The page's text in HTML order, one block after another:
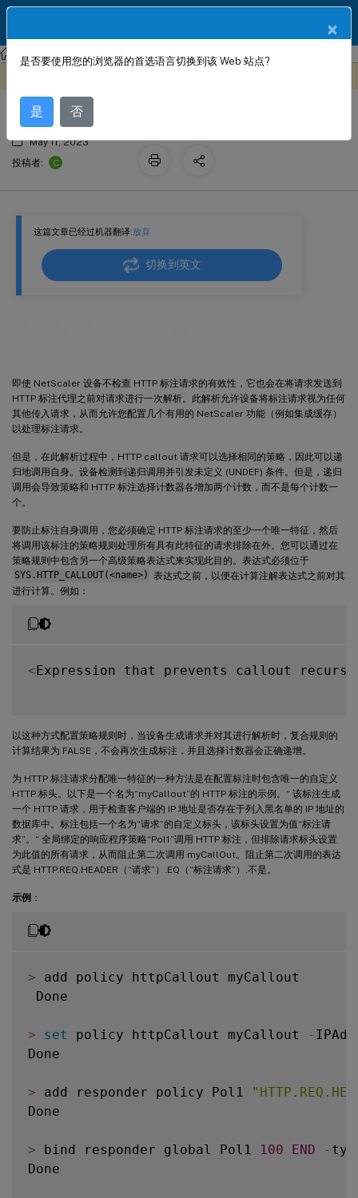
NetScaler NetScaler 14.1 AppExpert
这篇文章已经过机器翻译.放弃
切换到英文
即使 NetScaler 设备不检查 HTTP 标注请求的有效性，它也会在将请求发送到
HTTP 标注代理之前对请求进行一次解析。此解析允许设备将标注请求视为任何
其他传入请求，从而允许您配置几个有用的 NetScaler 功能（例如集成缓存）
以处理标注请求。
但是，在此解析过程中，HTTP callout 请求可以选择相同的策略，因此可以递
归地调用自身。设备检测到递归调用并引发未定义 (UNDEF) 条件。但是，递归
调用会导致策略和 HTTP 标注选择计数器各增加两个计数，而不是每个计数一
个。
要防止标注自身调用，您必须确定 HTTP 标注请求的至少一个唯一特征，然后
将调用该标注的策略规则处理所有具有此特征的请求排除在外。您可以通过在
策略规则中包含另一个高级策略表达式来实现此目的。表达式必须位于
SYS.HTTP_CALLOUT(<name>) 表达式之前，以便在计算注解表达式之前对其
进行计算。例如：
<Expression that prevents callout
以这种方式配置策略规则时，当设备生成请求并对其进行解析时，复合规则的
计算结果为 FALSE，不会再次生成标注，并且选择计数器会正确递增。
为 HTTP 标注请求分配唯一特征的一种方法是在配置标注时包含唯一的自定义
HTTP 标头。以下是一个名为“myCallout”的 HTTP 标注的示例。“ 该标注生成
一个 HTTP 请求，用于检查客户端的 IP 地址是否存在于列入黑名单的 IP 地址的
数据库中。标注包括一个名为“请求”的自定义标头，该标头设置为值“标注请
求”。“ 全局绑定的响应程序策略“Pol1”调用 HTTP 标注，但排除请求标头设置
为此值的所有请求，从而阻止第二次调用 myCallOut。阻止第二次调用的表达
式是 HTTP.REQ.HEADER（“请求”）.EQ（“标注请求”）.不是。
示例 ：
> add policy httpCallout myCallout
Done
> set policy httpCallout myCallout -
Done
> add responder policy Pol1
Done
> bind responder global Pol1 100 END -
Done
避免 HTTP 标注递归
May 11, 2023
投稿者:
C
×
是否要使用您的浏览器的首选语言切换到该 Web 站点?
是 否